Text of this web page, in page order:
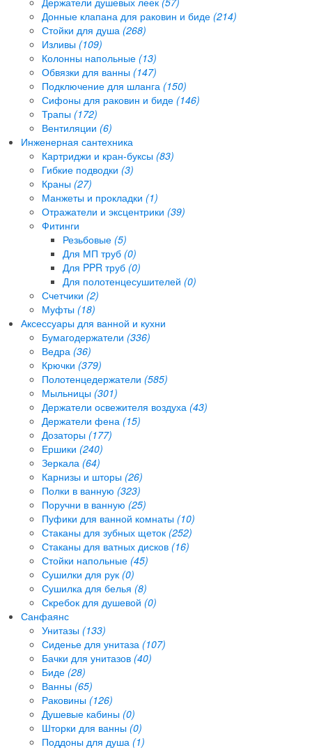
Донные клапана для раковин и биде (214)
Стойки для душа (268)
Изливы (109)
Колонны напольные (13)
Обвязки для ванны (147)
Подключение для шланга (150)
Сифоны для раковин и биде (146)
Трапы (172)
Вентиляции (6)
Инженерная сантехника
Картриджи и кран-буксы (83)
Гибкие подводки (3)
Краны (27)
Манжеты и прокладки (1)
Отражатели и эксцентрики (39)
Фитинги
Резьбовые (5)
Для МП труб (0)
Для PPR труб (0)
Для полотенцесушителей (0)
Счетчики (2)
Муфты (18)
Аксессуары для ванной и кухни
Бумагодержатели (336)
Ведра (36)
Крючки (379)
Полотенцедержатели (585)
Мыльницы (301)
Держатели освежителя воздуха (43)
Держатели фена (15)
Дозаторы (177)
Ершики (240)
Зеркала (64)
Карнизы и шторы (26)
Полки в ванную (323)
Поручни в ванную (25)
Пуфики для ванной комнаты (10)
Стаканы для зубных щеток (252)
Стаканы для ватных дисков (16)
Стойки напольные (45)
Сушилки для рук (0)
Сушилка для белья (8)
Скребок для душевой (0)
Санфаянс
Унитазы (133)
Сиденье для унитаза (107)
Бачки для унитазов (40)
Биде (28)
Ванны (65)
Раковины (126)
Душевые кабины (0)
Шторки для ванны (0)
Поддоны для душа (1)